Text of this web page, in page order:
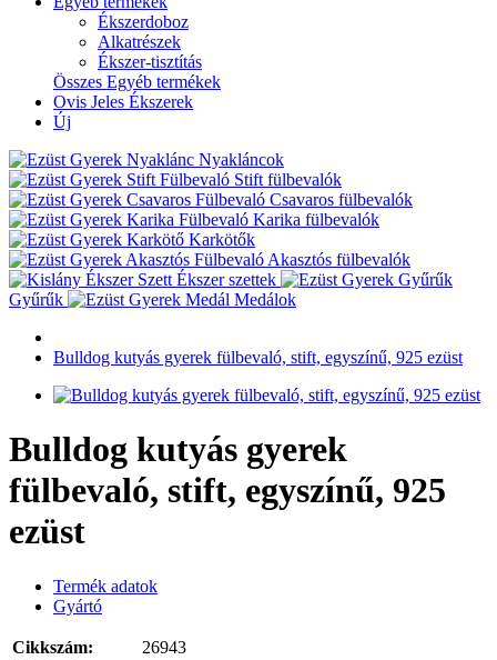
Ékszerdoboz
Alkatrészek
Ékszer-tisztítás
Összes Egyéb termékek
Ovis Jeles Ékszerek
Új
Nyakláncok
Stift fülbevalók
Csavaros fülbevalók
Karika fülbevalók
Karkötők
Akasztós fülbevalók
Ékszer szettek
Gyűrűk
Medálok
Bulldog kutyás gyerek fülbevaló, stift, egyszínű, 925 ezüst
Bulldog kutyás gyerek
fülbevaló, stift, egyszínű, 925
ezüst
Termék adatok
Gyártó
Cikkszám:
26943